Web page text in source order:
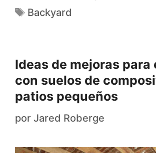
Backyard
Ideas de mejoras para
con suelos de
patios pequeños
por Jared Roberge